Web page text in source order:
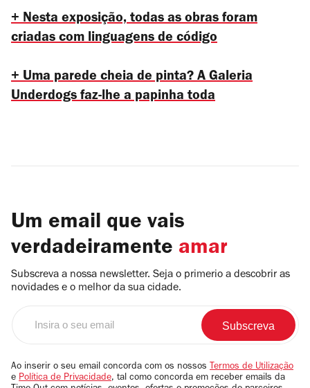
+ Nesta exposição, todas as obras foram
criadas com linguagens de código
+ Uma parede cheia de pinta? A Galeria
Underdogs faz-lhe a papinha toda
Um email que vais
verdadeiramente amar
Subscreva a nossa newsletter. Seja o primerio a descobrir as
novidades e o melhor da sua cidade.
email
Ao inserir o seu email concorda com os nossos Termos de Utilização
e Política de Privacidade, tal como concorda em receber emails da